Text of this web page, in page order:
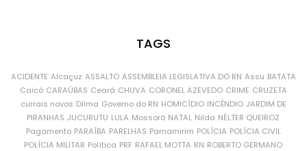
TAGS
ACIDENTE Alcaçuz ASSALTO ASSEMBLEIA LEGISLATIVA DO RN Assu BATATA
Caicó CARAÚBAS Ceará CHUVA CORONEL AZEVEDO CRIME CRUZETA
currais novos Dilma Governo do RN HOMICÍDIO INCÊNDIO JARDIM DE
PIRANHAS JUCURUTU LULA Mossoró NATAL Nilda NÉLTER QUEIROZ
Pagamento PARAÍBA PARELHAS Parnamirim POLÍCIA POLÍCIA CIVIL
POLÍCIA MILITAR Política PRF RAFAEL MOTTA RN ROBERTO GERMANO